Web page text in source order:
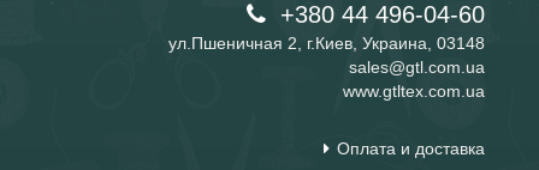
+380 44 496-04-60
ул.Пшеничная 2, г.Киев, Украина, 03148
sales@gtl.com.ua
www.gtltex.com.ua
Оплата и доставка